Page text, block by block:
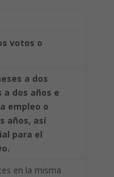
votos o
a dos
a dos años e
empleo o
años, así
para el
en la misma